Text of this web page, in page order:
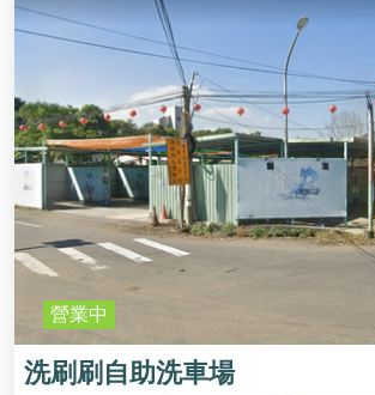
營業中
洗刷刷自助洗車場